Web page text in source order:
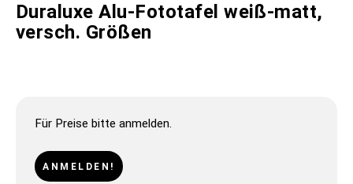
Duraluxe Alu-Fototafel weiß-matt,
versch. Größen
Für Preise bitte anmelden.
ANMELDEN!